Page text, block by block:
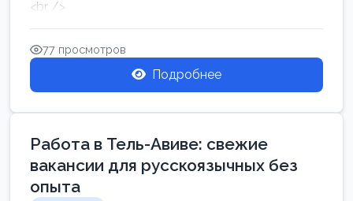
<br />
Работа в Нетании на мебельном производстве:
требу...
77 просмотров
Подробнее
Работа в Тель-Авиве: свежие
вакансии для русскоязычных без
опыта